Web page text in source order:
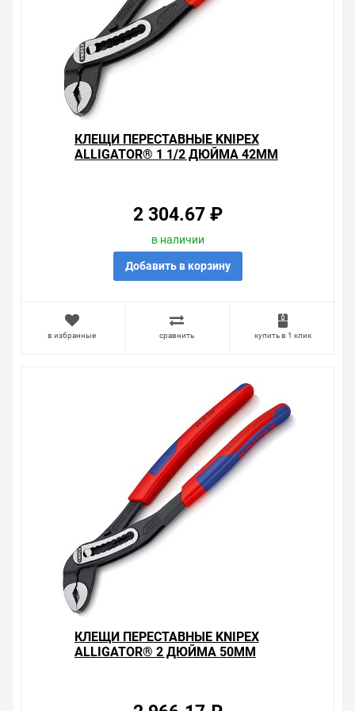
Диапазон для труб: 42 ? мм
Диапазон для гаек: 36 мм
Уважаемые покупатели.
Обращаем Ваше внимание, что размещенная на
данном сайте справочная информация о товарах не
является офертой, наличие и стоимость оборудования
удовольствием помогут Вам в выборе оборудования и
оформлении на него заказа.
внешний вид, технические характеристики и
комплектацию без уведомления.
Цена на Клещи переставные Knipex Alligator® 1 1/2
дюйма 42мм фосфатированные 2-к ручки L-180мм , у
нас всегда одни из лучших. Сравните с прайсом в
Перечень товаров, которые мы продаем, насчитывает
десятки тысяч позиций. На сайте можно найти как
Ассортимент – это то, чему мы уделяем особое
внимание. Кроме того, ставка делается на
безопасность и качество продукции. Так же цена - 2
711.27 ₽ может быть для Вас и ниже так как у нас
действуют хорошие скидки для оптовых покупателей.
Мы предлагаем большой выбор товаров из категории
Клещи переставные сантехнические
по хорошим ценам. Уверены, что вы найдете на нашем
сайте именно то, что искали, потратив на это минимум
времени. Есть поиск по позициям.
Весь товар сертифицирован, отвечает требованиям
качества. Мы работаем с проверенными
поставщиками, продаем товар от давно
зарекомендовавших себя брендов.
Быстрая доставка в любой город – несколько
вариантов, вы всегда можете выбрать наиболее
можно получить в пункте выдачи, или заказать
КЛЕЩИ ПЕРЕСТАВНЫЕ KNIPEX
ALLIGATOR® 1 1/2 ДЮЙМА 42ММ
2 304.67 ₽
в наличии
Добавить в корзину
в избранные сравнить купить в 1 клик
КЛЕЩИ ПЕРЕСТАВНЫЕ KNIPEX
ALLIGATOR® 2 ДЮЙМА 50ММ